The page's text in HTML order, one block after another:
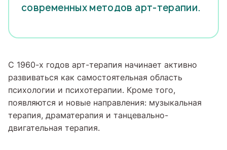
современных методов арт-терапии.
С 1960-х годов арт-терапия начинает активно
развиваться как самостоятельная область
психологии и психотерапии. Кроме того,
появляются и новые направления: музыкальная
терапия, драматерапия и танцевально-
двигательная терапия.